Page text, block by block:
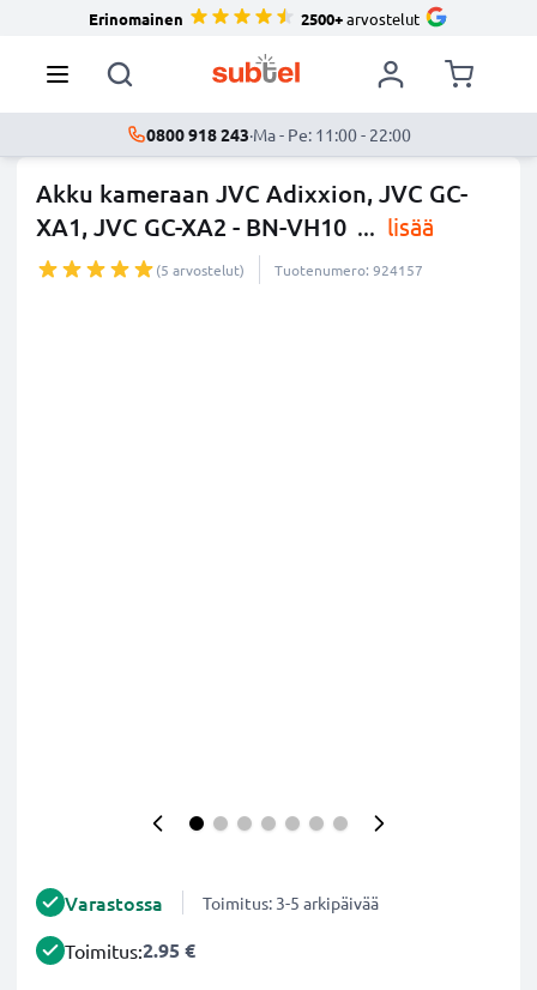
Erinomainen 2500+arvostelut
0800 918 243·Ma - Pe: 11:00 - 22:00
Akku kameraan JVC Adixxion, JVC GC-
XA1, JVC GC-XA2 - BN-VH10 ... lisää
(5 arvostelut) Tuotenumero: 924157
Varastossa Toimitus: 3-5 arkipäivää
Toimitus:2.95 €